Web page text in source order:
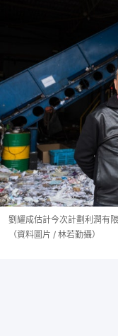
劉耀成估計今次計劃利潤有
（資料圖片 / 林若勤攝）